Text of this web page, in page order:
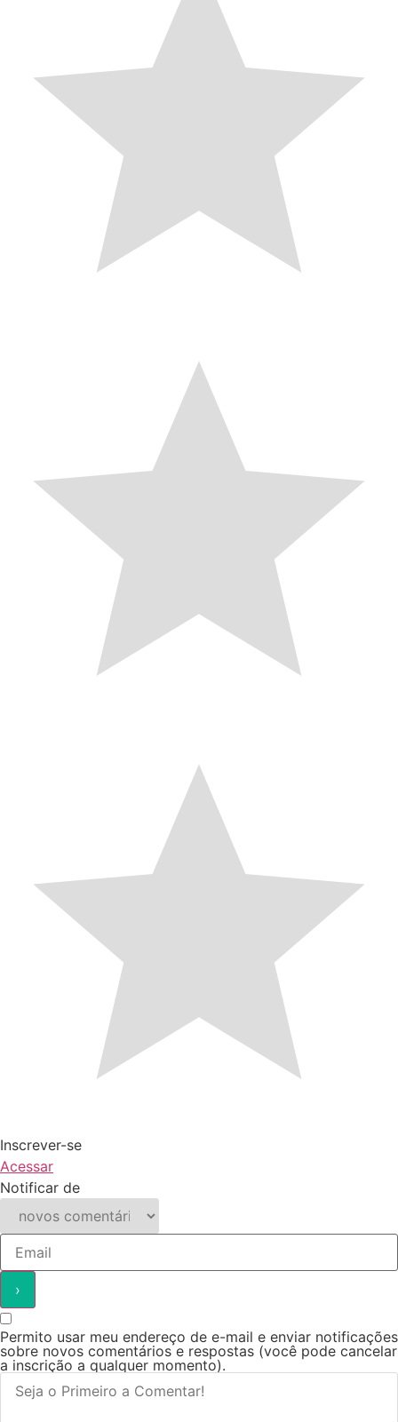
Inscrever-se
Acessar
Notificar de
Permito usar meu endereço de e-mail e enviar notificações
sobre novos comentários e respostas (você pode cancelar
a inscrição a qualquer momento).